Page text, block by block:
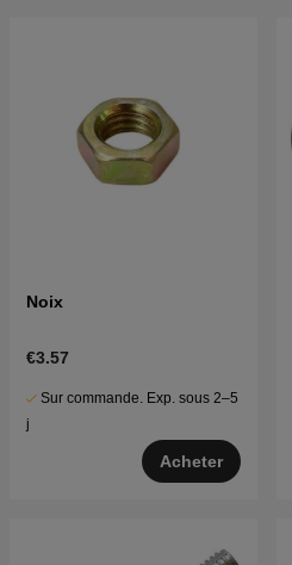
Noix
€3.57
Sur commande. Exp. sous 2–5
j
Acheter